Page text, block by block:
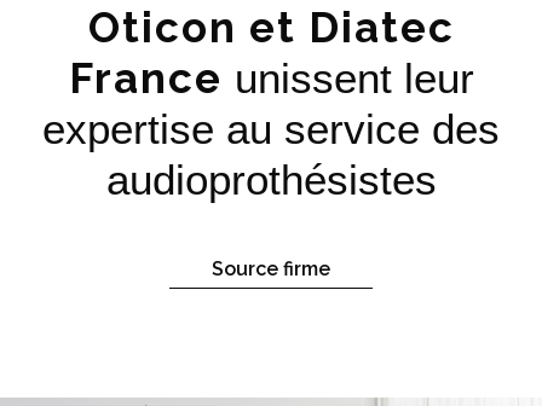
Oticon et Diatec
France unissent leur
expertise au service des
audioprothésistes
Source firme